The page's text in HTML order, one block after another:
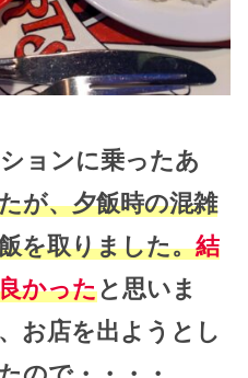
ョンに乗ったあ
が、夕飯時の混雑
を取りました。結
かったと思いま
お店を出ようとし